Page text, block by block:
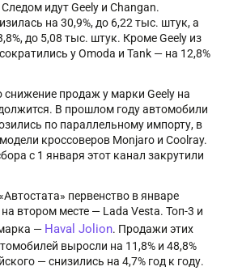
идут Geely и Changan.
на 30,9%, до 6,22 тыс. штук, а
до 5,08 тыс. штук. Кроме Geely из
у Omoda и Tank — на 12,8%
продаж у марки Geely на
В прошлом году автомобили
по параллельному импорту, в
кроссоверов Monjaro и Coolray.
с 1 января этот канал закрутили
первенство в январе
втором месте — Lada Vesta. Топ-3 и
— Haval Jolion. Продажи этих
выросли на 11,8% и 48,8%
— снизились на 4,7% год к году.